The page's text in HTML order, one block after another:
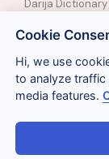
Darija
✉️
📲Réseaux
🤝🏼Proposer
Cookie
Hi, we use
to analyze
media features.